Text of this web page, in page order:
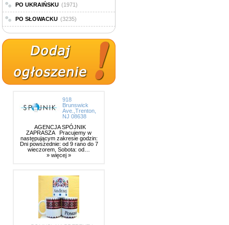
PO UKRAIŃSKU (1971)
PO SŁOWACKU (3235)
918
Brunswick
Ave.,Trenton,
NJ 08638
AGENCJA SPÓJNIK
ZAPRASZA Pracujemy w
następującym zakresie godzin:
Dni powszednie: od 9 rano do 7
wieczorem, Sobota: od…
» więcej »